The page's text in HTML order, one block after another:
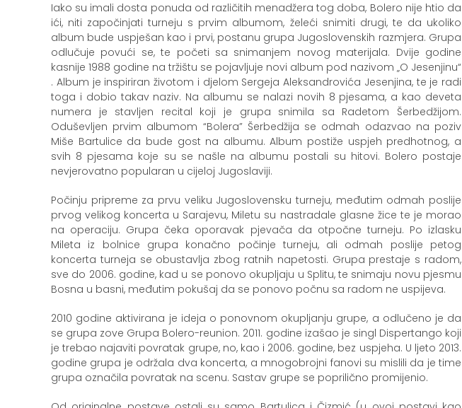
Iako su imali dosta ponuda od različitih menadžera tog doba, Bolero nije htio da
ići, niti započinjati turneju s prvim albumom, želeći snimiti drugi, te da ukoliko
album bude uspješan kao i prvi, postanu grupa Jugoslovenskih razmjera. Grupa
odlučuje povući se, te početi sa snimanjem novog materijala. Dvije godine
kasnije 1988 godine na tržištu se pojavljuje novi album pod nazivom „O Jesenjinu“
. Album je inspiriran životom i djelom Sergeja Aleksandrovića Jesenjina, te je radi
toga i dobio takav naziv. Na albumu se nalazi novih 8 pjesama, a kao deveta
numera je stavljen recital koji je grupa snimila sa Radetom Šerbedžijom.
Oduševljen prvim albumom “Bolera” Šerbedžija se odmah odazvao na poziv
Miše Bartulice da bude gost na albumu. Album postiže uspjeh predhotnog, a
svih 8 pjesama koje su se našle na albumu postali su hitovi. Bolero postaje
nevjerovatno popularan u cijeloj Jugoslaviji.
Počinju pripreme za prvu veliku Jugoslovensku turneju, međutim odmah poslije
prvog velikog koncerta u Sarajevu, Miletu su nastradale glasne žice te je morao
na operaciju. Grupa čeka oporavak pjevača da otpočne turneju. Po izlasku
Mileta iz bolnice grupa konačno počinje turneju, ali odmah poslije petog
koncerta turneja se obustavlja zbog ratnih napetosti. Grupa prestaje s radom,
sve do 2006. godine, kad u se ponovo okupljaju u Splitu, te snimaju novu pjesmu
Bosna u basni, međutim pokušaj da se ponovo počnu sa radom ne uspijeva.
2010 godine aktivirana je ideja o ponovnom okupljanju grupe, a odlučeno je da
se grupa zove Grupa Bolero-reunion. 2011. godine izašao je singl Dispertango koji
je trebao najaviti povratak grupe, no, kao i 2006. godine, bez uspjeha. U ljeto 2013.
godine grupa je održala dva koncerta, a mnogobrojni fanovi su mislili da je time
grupa označila povratak na scenu. Sastav grupe se poprilično promijenio.